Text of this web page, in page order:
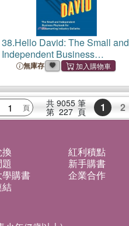
38.Hello David: The Small and
Independent Business
Playbook for Outsmarting
無庫存
共 9055 筆
第 227 頁 1 2
紅利積點
新手購書
購書
企業合作